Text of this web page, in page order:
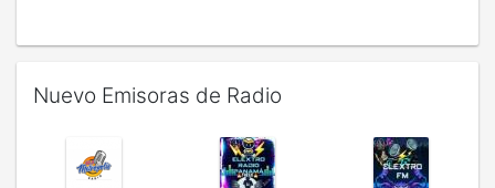
Nuevo Emisoras de Radio